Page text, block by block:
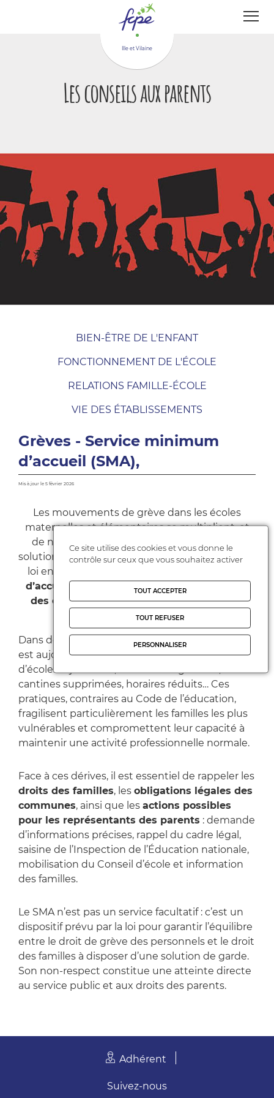
Ille et Vilaine
Les conseils aux parents
BIEN-ÊTRE DE L'ENFANT
FONCTIONNEMENT DE L'ÉCOLE
RELATIONS FAMILLE-ÉCOLE
VIE DES ÉTABLISSEMENTS
Grèves - Service minimum
d’accueil (SMA),
Mis à jour le 5 février 2026
Les mouvements de grève dans les écoles
maternelles et élémentaires se multiplient, et
de nombreuses familles se retrouvent sans
solution d’accueil pour leurs enfants. Pourtant, la
loi encadre strictement le
d’accueil (SMA)
, obligatoire dès lors que
des enseignants d’une école se déclarent
grévistes.
Dans de nombreuses communes, ce dispositif
est aujourd’hui mal appliqué : fermetures
d’écoles injustifiées, absence de garderie,
cantines supprimées, horaires réduits… Ces
pratiques, contraires au Code de l’éducation,
fragilisent particulièrement les familles les plus
vulnérables et compromettent leur capacité à
maintenir une activité professionnelle normale.
Face à ces dérives, il est essentiel de rappeler les
droits des familles, les obligations légales des
communes, ainsi que les actions possibles
pour les représentants des parents : demande
d’informations précises, rappel du cadre légal,
saisine de l’Inspection de l’Éducation nationale,
mobilisation du Conseil d’école et information
des familles.
Le SMA n’est pas un service facultatif : c’est un
dispositif prévu par la loi pour garantir l’équilibre
entre le droit de grève des personnels et le droit
des familles à disposer d’une solution de garde.
Son non‑respect constitue une atteinte directe
au service public et aux droits des parents.
Adhérent
Suivez-nous
Panneau de gestion des cookies
Ce site utilise des cookies et vous donne le
contrôle sur ceux que vous souhaitez activer
TOUT ACCEPTER
TOUT REFUSER
PERSONNALISER